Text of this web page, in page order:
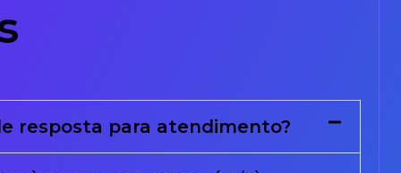
resposta para atendimento?